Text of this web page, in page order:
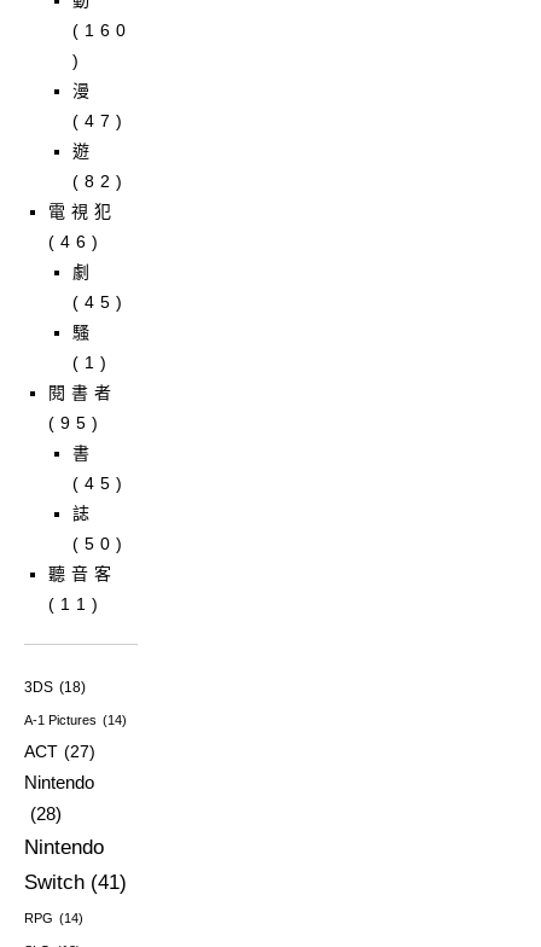
(160
)
漫
(47)
遊
(82)
電視犯
(46)
劇
(45)
騷
(1)
閱書者
(95)
書
(45)
誌
(50)
聽音客
(11)
3DS (18)
A-1 Pictures (14)
ACT (27)
Nintendo
(28)
Nintendo
Switch (41)
RPG (14)